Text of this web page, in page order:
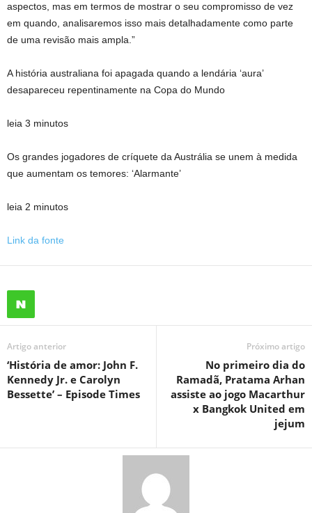
aspectos, mas em termos de mostrar o seu compromisso de vez
em quando, analisaremos isso mais detalhadamente como parte
de uma revisão mais ampla.”
A história australiana foi apagada quando a lendária ‘aura’
desapareceu repentinamente na Copa do Mundo
leia 3 minutos
Os grandes jogadores de críquete da Austrália se unem à medida
que aumentam os temores: ‘Alarmante’
leia 2 minutos
Link da fonte
Artigo anterior
‘História de amor: John F.
Kennedy Jr. e Carolyn
Bessette’ – Episode Times
Próximo artigo
No primeiro dia do
Ramadã, Pratama Arhan
assiste ao jogo Macarthur
x Bangkok United em
jejum